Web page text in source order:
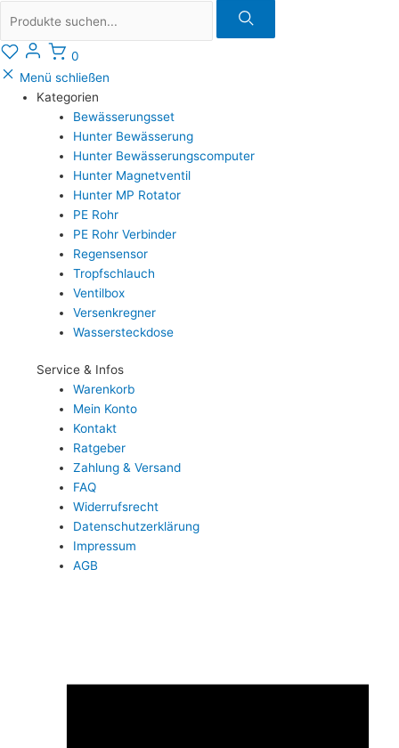
0
Menü schließen
Kategorien
Bewässerungsset
Hunter Bewässerung
Hunter Bewässerungscomputer
Hunter Magnetventil
Hunter MP Rotator
PE Rohr
PE Rohr Verbinder
Regensensor
Tropfschlauch
Ventilbox
Versenkregner
Wassersteckdose
Service & Infos
Warenkorb
Mein Konto
Kontakt
Ratgeber
Zahlung & Versand
FAQ
Widerrufsrecht
Datenschutzerklärung
Impressum
AGB